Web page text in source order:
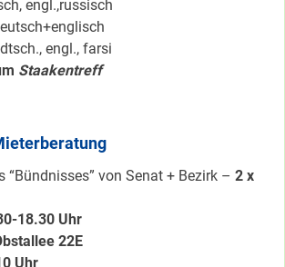
engl.,russisch
engl., farsi
Staakentreff
“Bündnisses” von Senat + Bezirk – 2 x
18.30 Uhr
22E
Uhr